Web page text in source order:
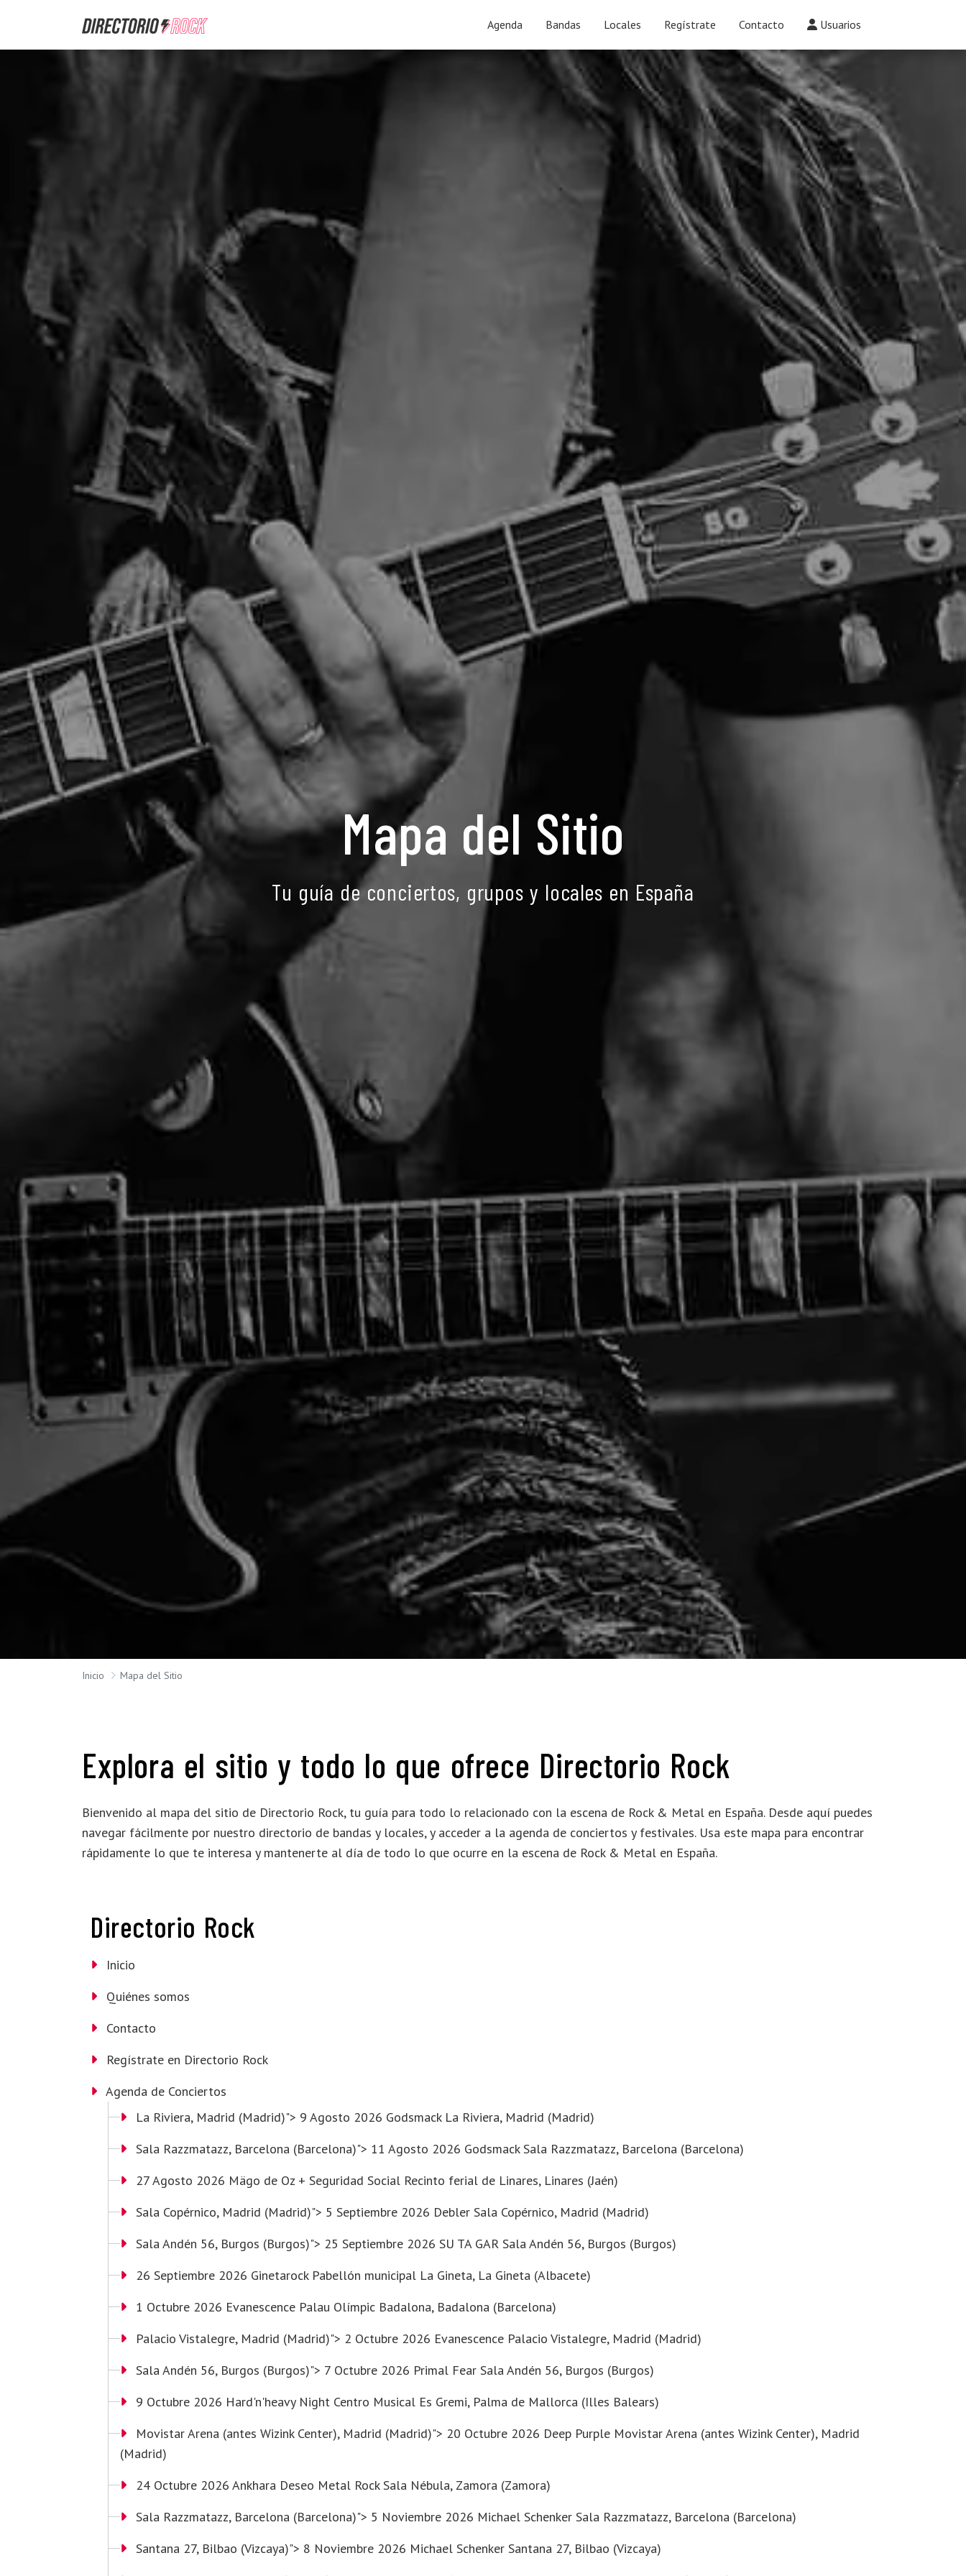
Agenda Bandas Locales Regístrate Contacto Usuarios
Mapa del Sitio
Tu guía de conciertos, grupos y locales en España
Inicio Mapa del Sitio
Explora el sitio y todo lo que ofrece Directorio Rock
Bienvenido al mapa del sitio de Directorio Rock, tu guía para todo lo relacionado con la escena de Rock & Metal en España. Desde aquí puedes
navegar fácilmente por nuestro directorio de bandas y locales, y acceder a la agenda de conciertos y festivales. Usa este mapa para encontrar
rápidamente lo que te interesa y mantenerte al día de todo lo que ocurre en la escena de Rock & Metal en España.
Directorio Rock
Inicio
Quiénes somos
Contacto
Regístrate en Directorio Rock
Agenda de Conciertos
La Riviera, Madrid (Madrid)"> 9 Agosto 2026 Godsmack La Riviera, Madrid (Madrid)
Sala Razzmatazz, Barcelona (Barcelona)"> 11 Agosto 2026 Godsmack Sala Razzmatazz, Barcelona (Barcelona)
27 Agosto 2026 Mägo de Oz + Seguridad Social Recinto ferial de Linares, Linares (Jaén)
Sala Copérnico, Madrid (Madrid)"> 5 Septiembre 2026 Debler Sala Copérnico, Madrid (Madrid)
Sala Andén 56, Burgos (Burgos)"> 25 Septiembre 2026 SU TA GAR Sala Andén 56, Burgos (Burgos)
26 Septiembre 2026 Ginetarock Pabellón municipal La Gineta, La Gineta (Albacete)
1 Octubre 2026 Evanescence Palau Olímpic Badalona, Badalona (Barcelona)
Palacio Vistalegre, Madrid (Madrid)"> 2 Octubre 2026 Evanescence Palacio Vistalegre, Madrid (Madrid)
Sala Andén 56, Burgos (Burgos)"> 7 Octubre 2026 Primal Fear Sala Andén 56, Burgos (Burgos)
9 Octubre 2026 Hard'n'heavy Night Centro Musical Es Gremi, Palma de Mallorca (Illes Balears)
Movistar Arena (antes Wizink Center), Madrid (Madrid)"> 20 Octubre 2026 Deep Purple Movistar Arena (antes Wizink Center), Madrid
(Madrid)
24 Octubre 2026 Ankhara Deseo Metal Rock Sala Nébula, Zamora (Zamora)
Sala Razzmatazz, Barcelona (Barcelona)"> 5 Noviembre 2026 Michael Schenker Sala Razzmatazz, Barcelona (Barcelona)
Santana 27, Bilbao (Vizcaya)"> 8 Noviembre 2026 Michael Schenker Santana 27, Bilbao (Vizcaya)